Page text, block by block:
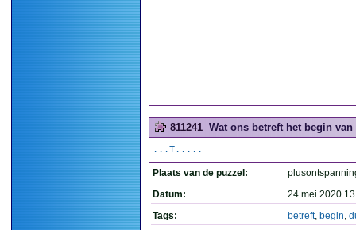
811241 Wat ons betreft het begin van
...T.....
Plaats van de puzzel:
Datum:
24 mei 2020
Tags:
betreft, begin,